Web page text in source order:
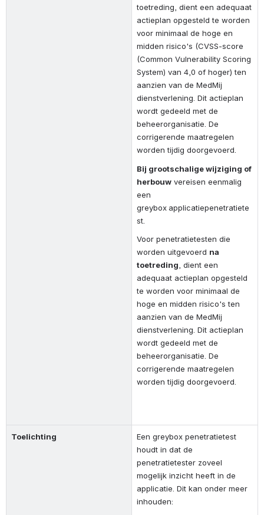
toetreding, dient een adequaat
actieplan opgesteld te worden
voor minimaal de hoge en
midden risico's (CVSS-score
(Common Vulnerability Scoring
System) van 4,0 of hoger) ten
aanzien van de MedMij
dienstverlening. Dit actieplan
wordt gedeeld met de
beheerorganisatie. De
corrigerende maatregelen
worden tijdig doorgevoerd.
Bij grootschalige wijziging of
herbouw vereisen eenmalig
een
greybox applicatiepenetratiete
st.
Voor penetratietesten die
worden uitgevoerd na
toetreding, dient een
adequaat actieplan opgesteld
te worden voor minimaal de
hoge en midden risico's ten
aanzien van de MedMij
dienstverlening. Dit actieplan
wordt gedeeld met de
beheerorganisatie. De
corrigerende maatregelen
worden tijdig doorgevoerd.
Toelichting
Een greybox penetratietest
houdt in dat de
penetratietester zoveel
mogelijk inzicht heeft in de
applicatie. Dit kan onder meer
inhouden: